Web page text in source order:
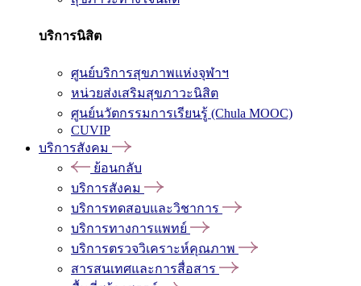
บริการนิสิต
ศูนย์บริการสุขภาพแห่งจุฬาฯ
หน่วยส่งเสริมสุขภาวะนิสิต
ศูนย์นวัตกรรมการเรียนรู้ (Chula MOOC)
CUVIP
บริการสังคม
ย้อนกลับ
บริการสังคม
บริการทดสอบและวิชาการ
บริการทางการแพทย์
บริการตรวจวิเคราะห์คุณภาพ
สารสนเทศและการสื่อสาร